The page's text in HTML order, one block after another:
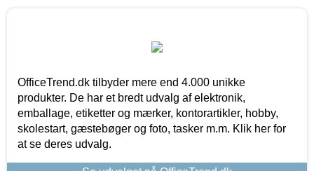
OfficeTrend.dk tilbyder mere end 4.000 unikke
produkter. De har et bredt udvalg af elektronik,
emballage, etiketter og mærker, kontorartikler, hobby,
skolestart, gæstebøger og foto, tasker m.m. Klik her for
at se deres udvalg.